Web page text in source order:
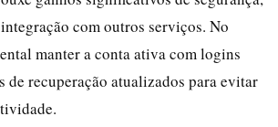
com outros serviços. No
manter a conta ativa com logins
de recuperação atualizados para evitar